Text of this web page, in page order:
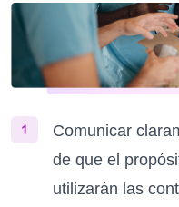
Comunicar
de que el
utilizarán las